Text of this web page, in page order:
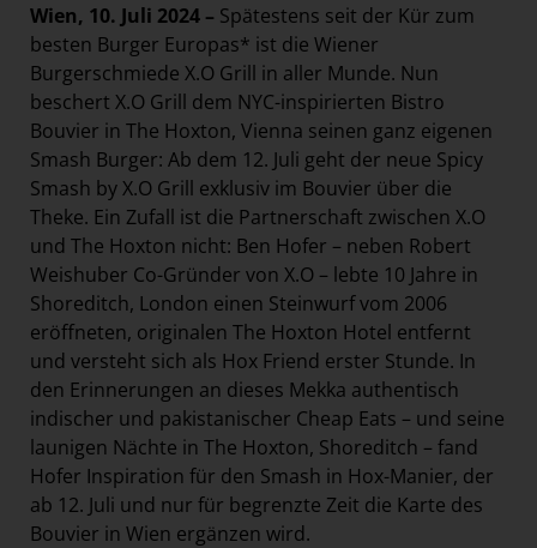
NMK
MEDIA
KONTAKT
Wien, 10. Juli 2024 – Spätestens seit der Kür zum
besten Burger Europas* ist die Wiener
Burgerschmiede X.O Grill in aller Munde. Nun
beschert X.O Grill dem NYC-inspirierten Bistro
Bouvier in The Hoxton, Vienna seinen ganz eigenen
Smash Burger: Ab dem 12. Juli geht der neue Spicy
Smash by X.O Grill exklusiv im Bouvier über die
Theke. Ein Zufall ist die Partnerschaft zwischen X.O
und The Hoxton nicht: Ben Hofer – neben Robert
Weishuber Co-Gründer von X.O – lebte 10 Jahre in
Shoreditch, London einen Steinwurf vom 2006
eröffneten, originalen The Hoxton Hotel entfernt
und versteht sich als Hox Friend erster Stunde. In
den Erinnerungen an dieses Mekka authentisch
indischer und pakistanischer Cheap Eats – und seine
launigen Nächte in The Hoxton, Shoreditch – fand
Hofer Inspiration für den Smash in Hox-Manier, der
ab 12. Juli und nur für begrenzte Zeit die Karte des
Bouvier in Wien ergänzen wird.